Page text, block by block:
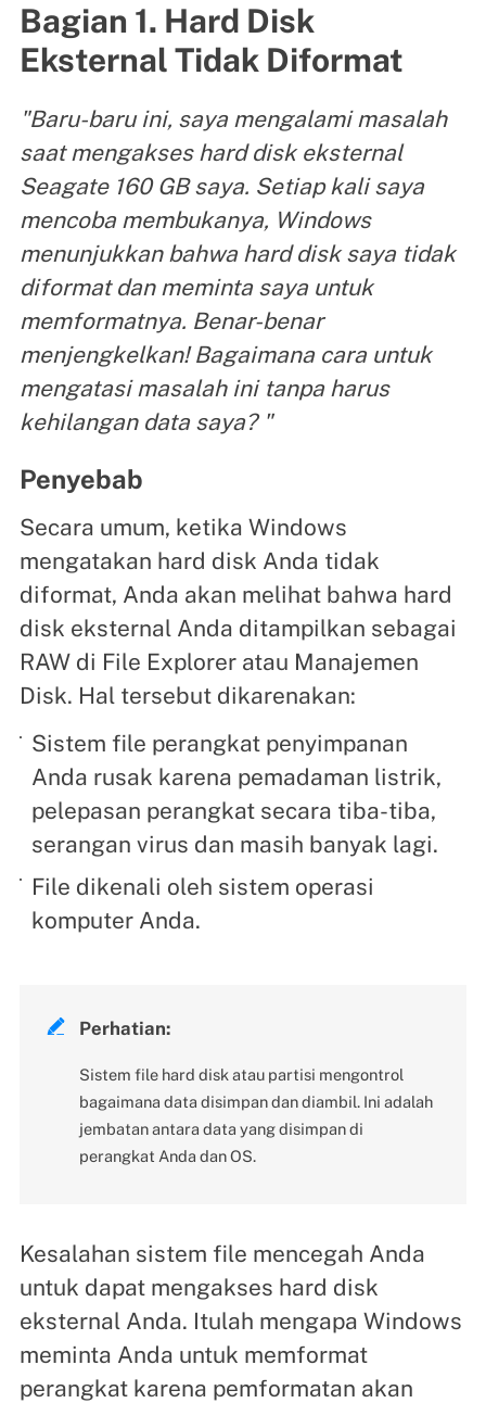
Bagian 1. Hard Disk
Eksternal Tidak Diformat
"Baru-baru ini, saya mengalami masalah
saat mengakses hard disk eksternal
Seagate 160 GB saya. Setiap kali saya
mencoba membukanya, Windows
menunjukkan bahwa hard disk saya tidak
diformat dan meminta saya untuk
memformatnya. Benar-benar
menjengkelkan! Bagaimana cara untuk
mengatasi masalah ini tanpa harus
kehilangan data saya? "
Penyebab
Secara umum, ketika Windows
mengatakan hard disk Anda tidak
diformat, Anda akan melihat bahwa hard
disk eksternal Anda ditampilkan sebagai
RAW di File Explorer atau Manajemen
Disk. Hal tersebut dikarenakan:
Sistem file perangkat penyimpanan
Anda rusak karena pemadaman listrik,
pelepasan perangkat secara tiba-tiba,
serangan virus dan masih banyak lagi.
File dikenali oleh sistem operasi
komputer Anda.
 Perhatian:
Sistem file hard disk atau partisi mengontrol
bagaimana data disimpan dan diambil. Ini adalah
jembatan antara data yang disimpan di
perangkat Anda dan OS.
Kesalahan sistem file mencegah Anda
untuk dapat mengakses hard disk
eksternal Anda. Itulah mengapa Windows
meminta Anda untuk memformat
perangkat karena pemformatan akan